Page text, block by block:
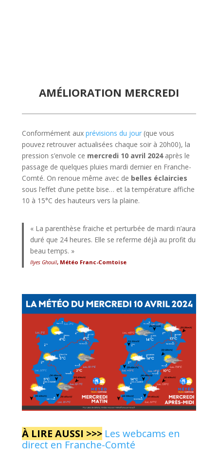
AMÉLIORATION MERCREDI
Conformément aux prévisions du jour(que vous
pouvez retrouver actualisées chaque soir à 20h00), la
pression s’envole ce mercredi 10 avril 2024après le
passage de quelques pluies mardi dernier en Franche-
Comté. On renoue même avec de belles éclaircies
sous l’effet d’une petite bise… et la température affiche
10 à 15°C des hauteurs vers la plaine.
« La parenthèse fraiche et perturbée de mardi n’aura
duré que 24 heures. Elle se referme déjà au profit du
beau temps. »
Ilyes Ghouil, Météo Franc-Comtoise
À LIRE AUSSI >>> Les webcams en
direct en Franche-Comté